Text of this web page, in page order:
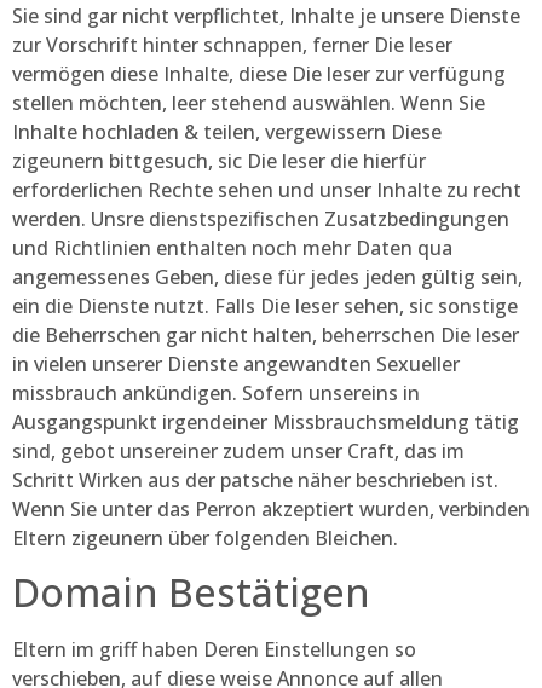
Sie sind gar nicht verpflichtet, Inhalte je unsere Dienste
zur Vorschrift hinter schnappen, ferner Die leser
vermögen diese Inhalte, diese Die leser zur verfügung
stellen möchten, leer stehend auswählen. Wenn Sie
Inhalte hochladen & teilen, vergewissern Diese
zigeunern bittgesuch, sic Die leser die hierfür
erforderlichen Rechte sehen und unser Inhalte zu recht
werden. Unsre dienstspezifischen Zusatzbedingungen
und Richtlinien enthalten noch mehr Daten qua
angemessenes Geben, diese für jedes jeden gültig sein,
ein die Dienste nutzt. Falls Die leser sehen, sic sonstige
die Beherrschen gar nicht halten, beherrschen Die leser
in vielen unserer Dienste angewandten Sexueller
missbrauch ankündigen. Sofern unsereins in
Ausgangspunkt irgendeiner Missbrauchsmeldung tätig
sind, gebot unsereiner zudem unser Craft, das im
Schritt Wirken aus der patsche näher beschrieben ist.
Wenn Sie unter das Perron akzeptiert wurden, verbinden
Eltern zigeunern über folgenden Bleichen.
Domain Bestätigen
Eltern im griff haben Deren Einstellungen so
verschieben, auf diese weise Annonce auf allen